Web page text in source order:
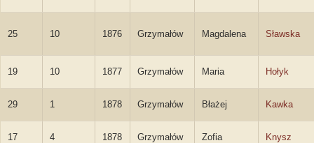
25 10 1876 Grzymałów Magdalena Sławska
19 10 1877 Grzymałów Maria Hołyk
29 1 1878 Grzymałów Błażej Kawka
17 4 1878 Grzymałów Zofia Knysz